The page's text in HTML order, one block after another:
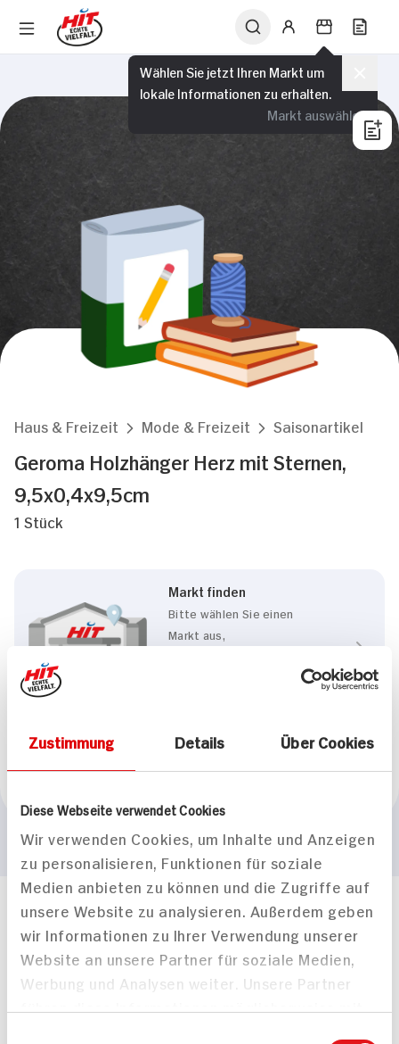
Zustimmung Details Über Cookies
Diese Webseite verwendet Cookies
Wir verwenden Cookies, um Inhalte und Anzeigen
zu personalisieren, Funktionen für soziale
Medien anbieten zu können und die Zugriffe auf
unsere Website zu analysieren. Außerdem geben
wir Informationen zu Ihrer Verwendung unserer
Website an unsere Partner für soziale Medien,
Werbung und Analysen weiter. Unsere Partner
Wählen Sie jetzt Ihren Markt um
lokale Informationen zu erhalten.
Markt auswählen
Haus & Freizeit Mode & Freizeit Saisonartikel
Geroma Holzhänger Herz mit Sternen,
9,5x0,4x9,5cm
1 Stück
Markt finden
Bitte wählen Sie einen
Markt aus,
Marke
Häufig gestellte Fragen
Mehr Informationen in unserem FAQ
kontakt
hit.de
Wir beantworten gerne Ihre Fragen